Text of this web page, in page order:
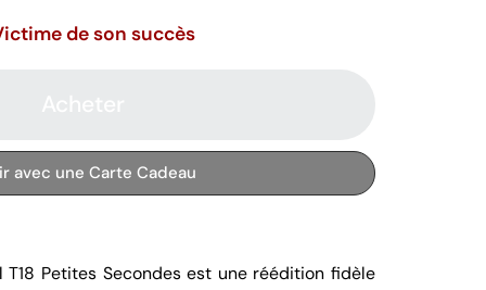
de son succès
avec une Carte Cadeau
Petites Secondes est une réédition fidèle